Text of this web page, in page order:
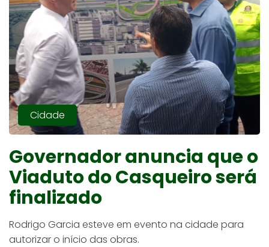
Cidade
Governador anuncia que o
Viaduto do Casqueiro será
finalizado
Rodrigo Garcia esteve em evento na cidade para
autorizar o início das obras.